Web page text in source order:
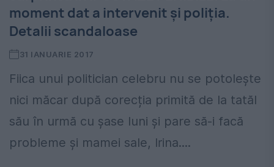
moment dat a intervenit și poliția.
Detalii scandaloase
31 IANUARIE 2017
Fiica unui politician celebru nu se potolește
nici măcar după corecția primită de la tatăl
său în urmă cu șase luni și pare să-i facă
probleme și mamei sale, Irina....